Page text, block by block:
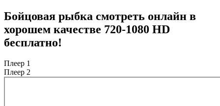
Бойцовая рыбка смотреть онлайн в
хорошем качестве 720-1080 HD
бесплатно!
Плеер 1
Плеер 2